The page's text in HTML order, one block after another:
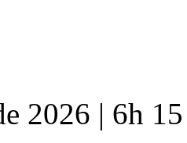
2026 | 6h